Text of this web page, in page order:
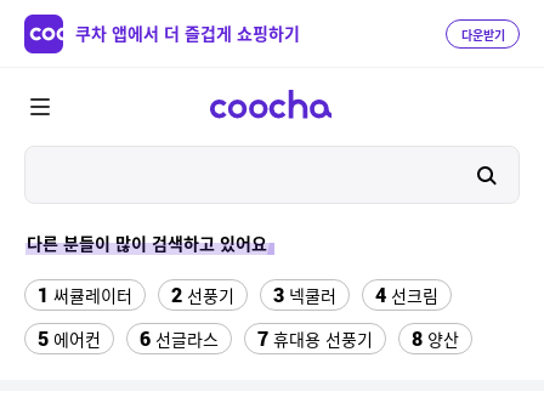
쿠차 앱에서 더 즐겁게 쇼핑하기 다운받기
다른 분들이 많이 검색하고 있어요
1 써큘레이터 2 선풍기 3 넥쿨러 4 선크림
5 에어컨 6 선글라스 7 휴대용 선풍기 8 양산